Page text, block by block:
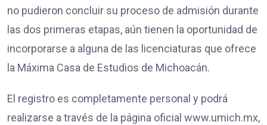
no pudieron concluir su proceso de admisión durante
las dos primeras etapas, aún tienen la oportunidad de
incorporarse a alguna de las licenciaturas que ofrece
la Máxima Casa de Estudios de Michoacán.
El registro es completamente personal y podrá
realizarse a través de la página oficial www.umich.mx,